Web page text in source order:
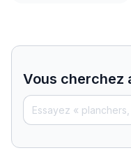
Vous cherchez